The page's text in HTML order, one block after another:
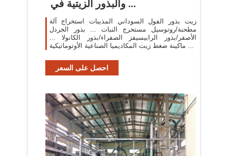
والبذور الزيتية في ...
زيت بذور الفول السوداني المذيبات استخراج آلة
مطحنة/روتوسيل مستخرج النبات ... بذور الخردل
الأصفر/بذور الرابيسيفز الصفراء/بذور الكانولا ...
ماكينة ضغط زيت المكاديميا الصناعية الأوتوماتيكية ...
احصل على السعر